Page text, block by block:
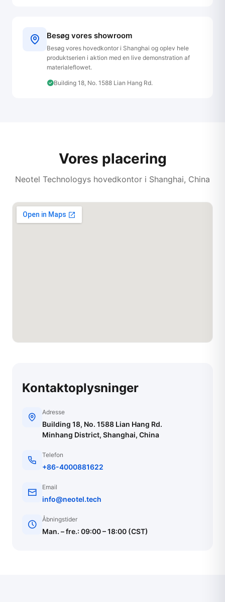
Besøg vores showroom
Besøg vores hovedkontor i Shanghai og oplev hele
produktserien i aktion med en live demonstration af
materialeflowet.
Building 18, No. 1588 Lian Hang Rd.
Vores placering
Neotel Technologys hovedkontor i Shanghai, China
Kontaktoplysninger
Adresse
Building 18, No. 1588 Lian Hang Rd.
Minhang District, Shanghai, China
Telefon
+86-4000881622
Email
info@neotel.tech
Åbningstider
Man. – fre.: 09:00 – 18:00 (CST)